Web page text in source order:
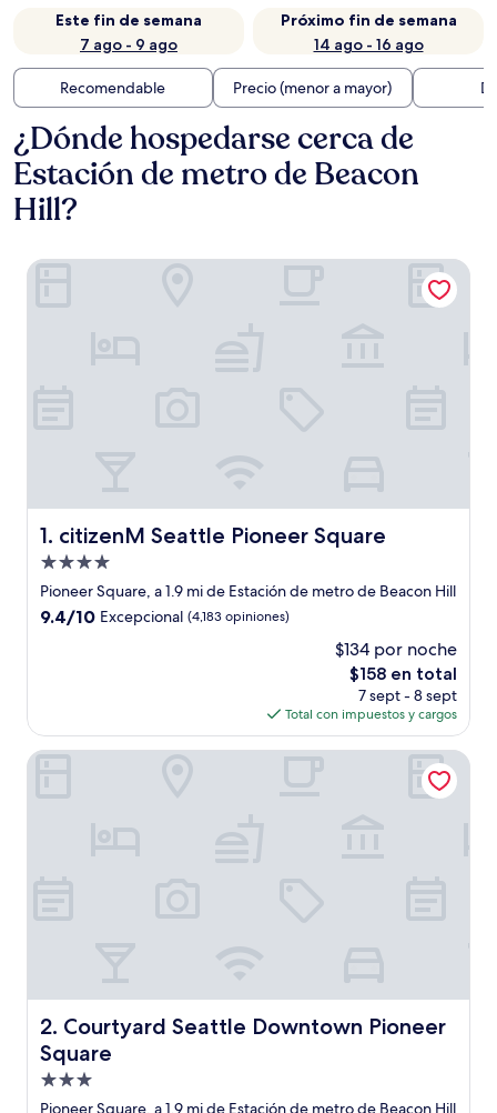
Este fin de semana
7 ago - 9 ago
Próximo fin de semana
14 ago - 16 ago
Recomendable Precio (menor a mayor)
¿Dónde hospedarse cerca de
Estación de metro de Beacon
Hill?
1. citizenM Seattle Pioneer Square
citizenM Seattle Pioneer Square
Propiedad
de
4.0
Pioneer Square, a 1.9 mi de Estación de metro de Beacon Hill
9.4
9.4/10 Excepcional (4,183 opiniones)
$134 por noche
El
precio
actual
es
de
$158 en total
7 sept - 8 sept
Total con impuestos y cargos
citizenM Seattle Pioneer Square
2. Courtyard Seattle Downtown Pioneer
Square
Courtyard Seattle Downtown Pioneer Square
Propiedad
de
Pioneer Square, a 1.9 mi de Estación de metro de Beacon Hill
Courtyard Seattle Downtown Pioneer Square